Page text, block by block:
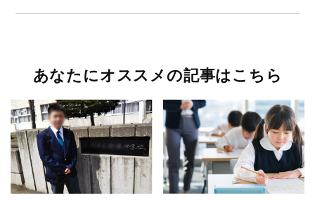
あなたにオススメの記事はこちら